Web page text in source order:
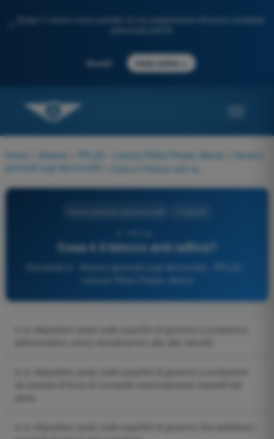
Scopri il nostro nuovo portale: la tua preparazione d'esame completa,
Accedi Inizia subito
Home Materie PPL(A) - Licenza Pilota Privato (Aerei)
Nozioni
generali sugli Aeromobili
Cosa è il blocco anti raffica?
Domanda 8 - Nozioni generali sugli Aeromobili - PPL(A) -